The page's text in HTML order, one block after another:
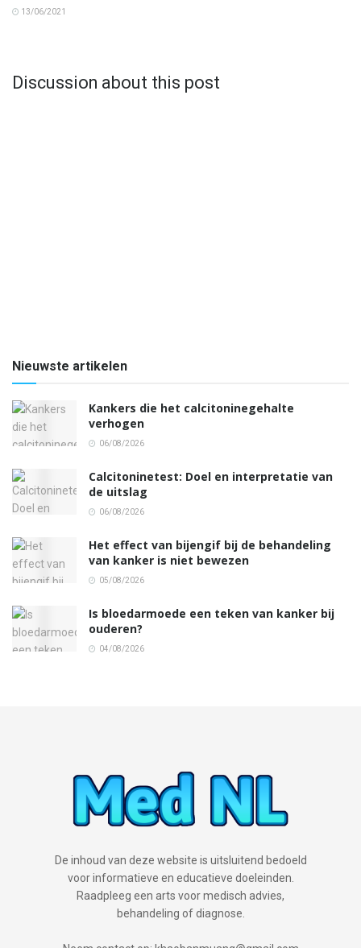
13/06/2021
Discussion about this post
Nieuwste artikelen
Kankers die het calcitoninegehalte
verhogen
06/08/2026
Calcitoninetest: Doel en interpretatie van
de uitslag
06/08/2026
Het effect van bijengif bij de behandeling
van kanker is niet bewezen
05/08/2026
Is bloedarmoede een teken van kanker bij
ouderen?
04/08/2026
De inhoud van deze website is uitsluitend bedoeld
voor informatieve en educatieve doeleinden.
Raadpleeg een arts voor medisch advies,
behandeling of diagnose.